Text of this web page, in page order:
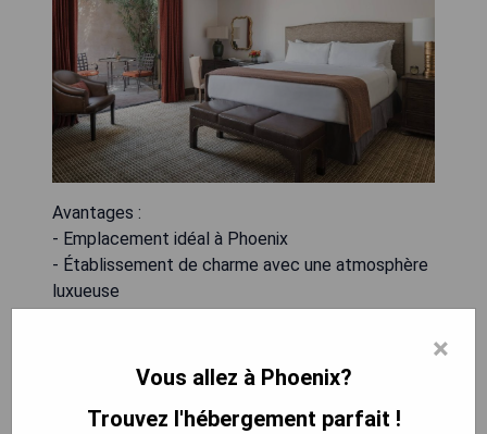
Avantages :
- Emplacement idéal à Phoenix
- Établissement de charme avec une atmosphère
luxueuse
- Prix élevés des chambres et des services
×
Vous allez à Phoenix?
Trouvez l'hébergement parfait !